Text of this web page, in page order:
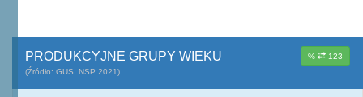
% 123
PRODUKCYJNE GRUPY WIEKU
(Źródło: GUS, NSP 2021)